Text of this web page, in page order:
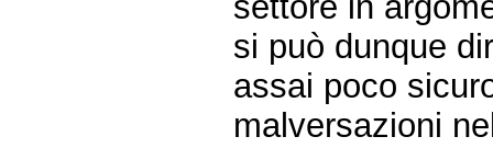
si può dunque
assai poco
malversazioni